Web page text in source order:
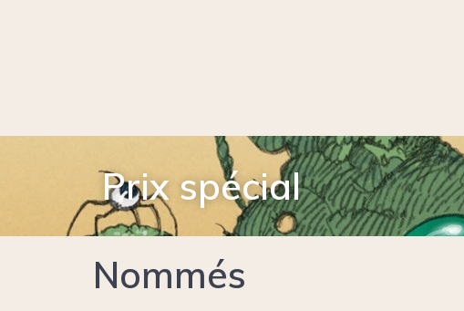
Prix spécial
Nommés